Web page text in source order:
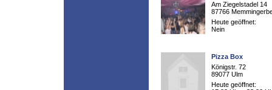
Am Ziegelstadel 14
87766
Heute geöffnet:
Nein
Pizza Box
Königstr. 72
89077 Ulm
Heute geöffnet: